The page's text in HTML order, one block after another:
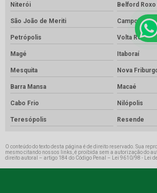
Niterói Belford Roxo
São João de Meriti Campos dos
Petrópolis Volta Redonda
Magé Itaboraí
Mesquita Nova
Barra Mansa Macaé
Cabo Frio Nilópolis
Teresópolis Resende
O conteúdo do texto desta página é de direito reservado. Sua
mesmo citando nossos links, é proibida sem a autorização do
direito autoral – artigo 184 do Código Penal –
Lei 9610/98 - Lei